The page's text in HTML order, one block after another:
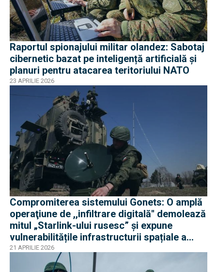
Raportul spionajului militar olandez: Sabotaj
cibernetic bazat pe inteligență artificială și
planuri pentru atacarea teritoriului NATO
23 APRILIE 2026
Compromiterea sistemului Gonets: O amplă
operaţiune de ,,infiltrare digitală'' demolează
mitul „Starlink-ului rusesc” și expune
vulnerabilitățile infrastructurii spațiale a
Rusie
21 APRILIE 2026